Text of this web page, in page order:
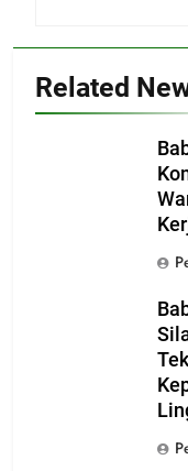
Related